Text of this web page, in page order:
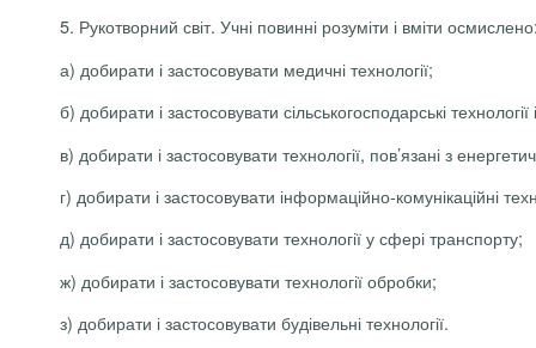
5. Рукотворний світ. Учні повинні розуміти і вміти
а) добирати і застосовувати медичні технології;
б) добирати і застосовувати сільськогосподарські технології
в) добирати і застосовувати технології, пов’язані з
г) добирати і застосовувати інформаційно-комунікаційні
д) добирати і застосовувати технології у сфері транспорту;
ж) добирати і застосовувати технології обробки;
з) добирати і застосовувати будівельні технології.